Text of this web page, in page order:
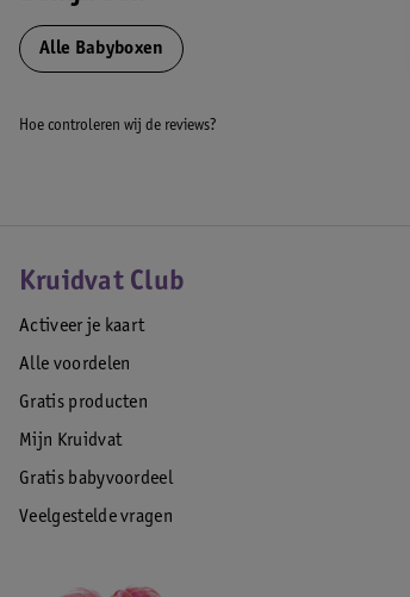
Verstelbare bodemplaat
Voorzien van platte spijlen
Afmetingen binnenmaat: 75 x 90 cm
Alle Babyboxen
Hoe controleren wij de reviews?
Kruidvat Club
Activeer je kaart
Alle voordelen
Gratis producten
Mijn Kruidvat
Gratis babyvoordeel
Veelgestelde vragen